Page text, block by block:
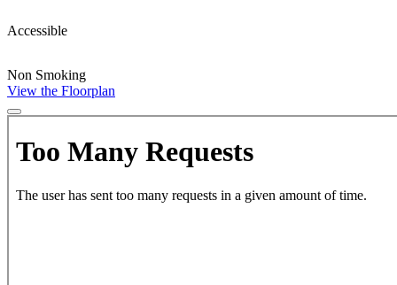
Accessible
Non Smoking
View the Floorplan